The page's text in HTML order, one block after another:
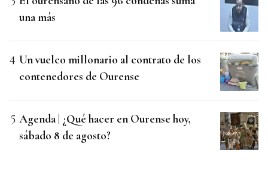
una más
Un vuelco millonario al contrato de los
contenedores de Ourense
Agenda | ¿Qué hacer en Ourense hoy,
sábado 8 de agosto?